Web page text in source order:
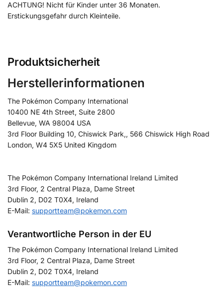
ACHTUNG! Nicht für Kinder unter 36 Monaten.
Erstickungsgefahr durch Kleinteile.
Produktsicherheit
Herstellerinformationen
The Pokémon Company International
10400 NE 4th Street, Suite 2800
Bellevue, WA 98004 USA
3rd Floor Building 10, Chiswick Park,, 566 Chiswick High Road
London, W4 5X5 United Kingdom
The Pokémon Company International Ireland Limited
3rd Floor, 2 Central Plaza, Dame Street
Dublin 2, D02 T0X4, Ireland
E-Mail: supportteam@pokemon.com
Verantwortliche Person in der EU
The Pokémon Company International Ireland Limited
3rd Floor, 2 Central Plaza, Dame Street
Dublin 2, D02 T0X4, Ireland
E-Mail: supportteam@pokemon.com